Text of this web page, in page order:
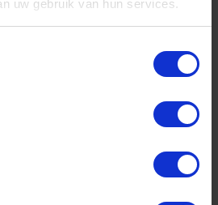
uw gebruik van hun services.
120- 90CM